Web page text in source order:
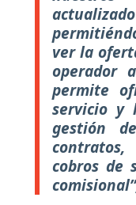
ver la
operador
permite
servicio y
gestión
cobros de